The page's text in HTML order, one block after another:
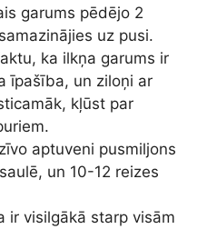
garums pēdējo 2
uz pusi.
ka ilkņa garums ir
īpašība, un ziloņi ar
kļūst par
aptuveni pusmiljons
un 10-12 reizes
ir visilgākā starp visām